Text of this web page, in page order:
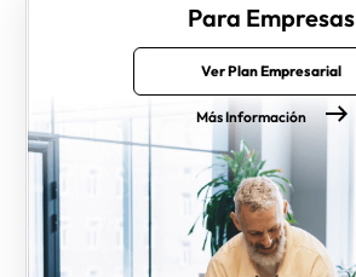
Para Empresas
Ver Plan Empresarial
Más Información